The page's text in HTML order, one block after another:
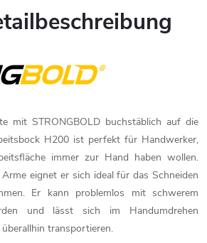
mit STRONGBOLD buchstäblich auf die
H200 ist perfekt für Handwerker,
immer zur Hand haben wollen.
eignet er sich ideal für das Schneiden
Er kann problemlos mit schwerem
und lässt sich im Handumdrehen
transportieren.